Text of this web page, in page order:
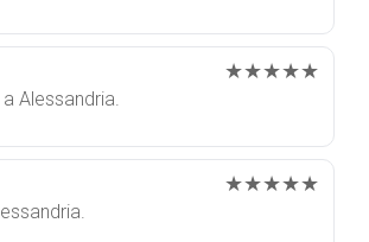
★★★★★
Alessandria.
★★★★★